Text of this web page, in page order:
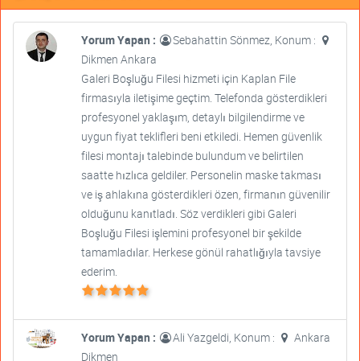
Yorum Yapan :
Sebahattin Sönmez, Konum :
Dikmen Ankara
Galeri Boşluğu Filesi hizmeti için Kaplan File
firmasıyla iletişime geçtim. Telefonda gösterdikleri
profesyonel yaklaşım, detaylı bilgilendirme ve
uygun fiyat teklifleri beni etkiledi. Hemen güvenlik
filesi montajı talebinde bulundum ve belirtilen
saatte hızlıca geldiler. Personelin maske takması
ve iş ahlakına gösterdikleri özen, firmanın güvenilir
olduğunu kanıtladı. Söz verdikleri gibi Galeri
Boşluğu Filesi işlemini profesyonel bir şekilde
tamamladılar. Herkese gönül rahatlığıyla tavsiye
ederim.
Yorum Yapan : Ali Yazgeldi, Konum :
Ankara
Dikmen